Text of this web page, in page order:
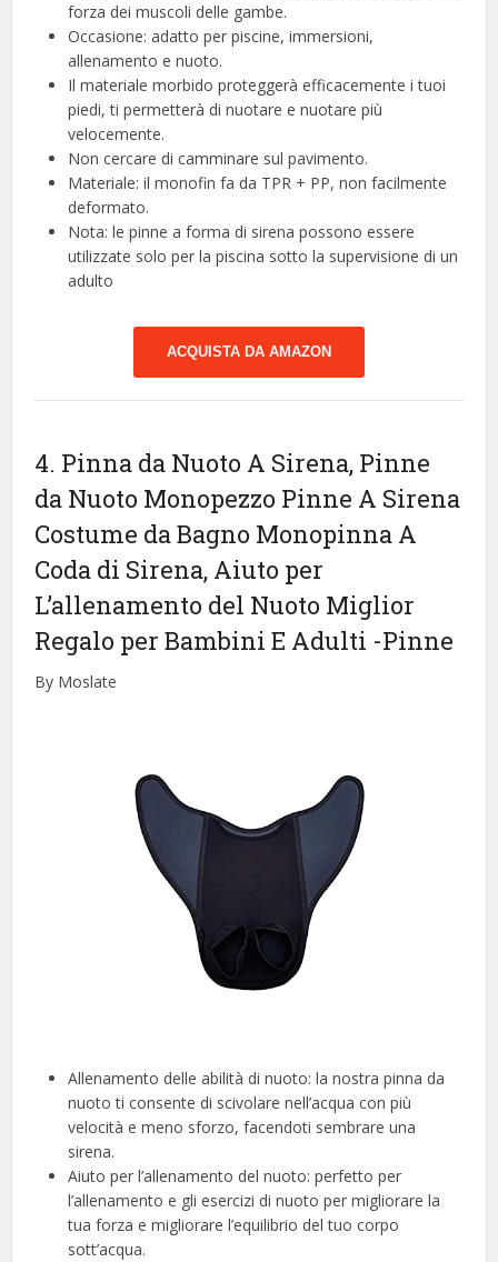
forza dei muscoli delle gambe.
Occasione: adatto per piscine, immersioni,
allenamento e nuoto.
Il materiale morbido proteggerà efficacemente i tuoi
piedi, ti permetterà di nuotare e nuotare più
velocemente.
Non cercare di camminare sul pavimento.
Materiale: il monofin fa da TPR + PP, non facilmente
deformato.
Nota: le pinne a forma di sirena possono essere
utilizzate solo per la piscina sotto la supervisione di un
adulto
ACQUISTA DA AMAZON
4. Pinna da Nuoto A Sirena, Pinne
da Nuoto Monopezzo Pinne A Sirena
Costume da Bagno Monopinna A
Coda di Sirena, Aiuto per
L’allenamento del Nuoto Miglior
Regalo per Bambini E Adulti -Pinne
By Moslate
Allenamento delle abilità di nuoto: la nostra pinna da
nuoto ti consente di scivolare nell’acqua con più
velocità e meno sforzo, facendoti sembrare una
sirena.
Aiuto per l’allenamento del nuoto: perfetto per
l’allenamento e gli esercizi di nuoto per migliorare la
tua forza e migliorare l’equilibrio del tuo corpo
sott’acqua.